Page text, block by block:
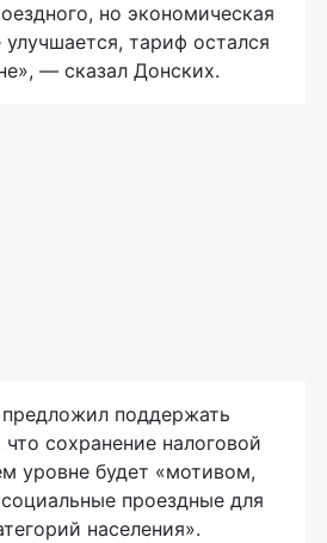
но экономическая
тариф остался
— сказал Донских.
поддержать
что сохранение налоговой
уровне будет «мотивом,
проездные для
населения».